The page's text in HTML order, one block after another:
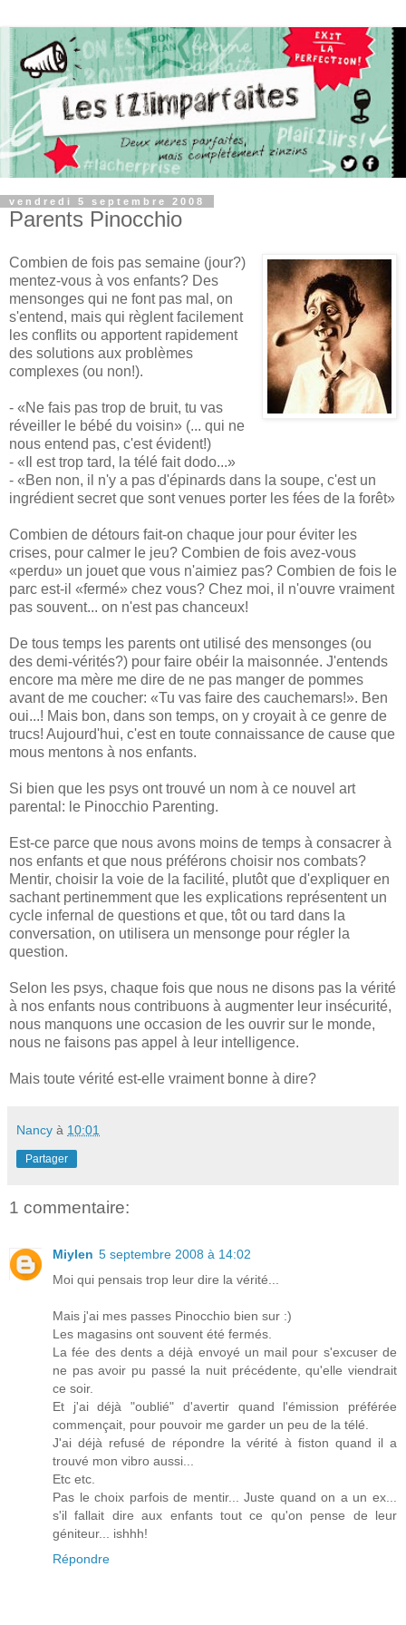
vendredi 5 septembre 2008
Parents Pinocchio
Combien de fois pas semaine (jour?)
mentez-vous à vos enfants? Des
mensonges qui ne font pas mal, on
s'entend, mais qui règlent facilement
les conflits ou apportent rapidement
des solutions aux problèmes
complexes (ou non!).
- «Ne fais pas trop de bruit, tu vas
réveiller le bébé du voisin» (... qui ne
nous entend pas, c'est évident!)
- «Il est trop tard, la télé fait dodo...»
- «Ben non, il n'y a pas d'épinards dans la soupe, c'est un
ingrédient secret que sont venues porter les fées de la forêt»
Combien de détours fait-on chaque jour pour éviter les
crises, pour calmer le jeu? Combien de fois avez-vous
«perdu» un jouet que vous n'aimiez pas? Combien de fois le
parc est-il «fermé» chez vous? Chez moi, il n'ouvre vraiment
pas souvent... on n'est pas chanceux!
De tous temps les parents ont utilisé des mensonges (ou
des demi-vérités?) pour faire obéir la maisonnée. J'entends
encore ma mère me dire de ne pas manger de pommes
avant de me coucher: «Tu vas faire des cauchemars!». Ben
oui...! Mais bon, dans son temps, on y croyait à ce genre de
trucs! Aujourd'hui, c'est en toute connaissance de cause que
mous mentons à nos enfants.
Si bien que les psys ont trouvé un nom à ce nouvel art
parental: le Pinocchio Parenting.
Est-ce parce que nous avons moins de temps à consacrer à
nos enfants et que nous préférons choisir nos combats?
Mentir, choisir la voie de la facilité, plutôt que d'expliquer en
sachant pertinemment que les explications représentent un
cycle infernal de questions et que, tôt ou tard dans la
conversation, on utilisera un mensonge pour régler la
question.
Selon les psys, chaque fois que nous ne disons pas la vérité
à nos enfants nous contribuons à augmenter leur insécurité,
nous manquons une occasion de les ouvrir sur le monde,
nous ne faisons pas appel à leur intelligence.
Mais toute vérité est-elle vraiment bonne à dire?
Nancy à 10:01
Partager
1 commentaire:
Miylen 5 septembre 2008 à 14:02
Moi qui pensais trop leur dire la vérité...
Mais j'ai mes passes Pinocchio bien sur :)
Les magasins ont souvent été fermés.
La fée des dents a déjà envoyé un mail pour s'excuser de
ne pas avoir pu passé la nuit précédente, qu'elle viendrait
ce soir.
Et j'ai déjà "oublié" d'avertir quand l'émission préférée
commençait, pour pouvoir me garder un peu de la télé.
J'ai déjà refusé de répondre la vérité à fiston quand il a
trouvé mon vibro aussi...
Etc etc.
Pas le choix parfois de mentir... Juste quand on a un ex...
s'il fallait dire aux enfants tout ce qu'on pense de leur
géniteur... ishhh!
Répondre